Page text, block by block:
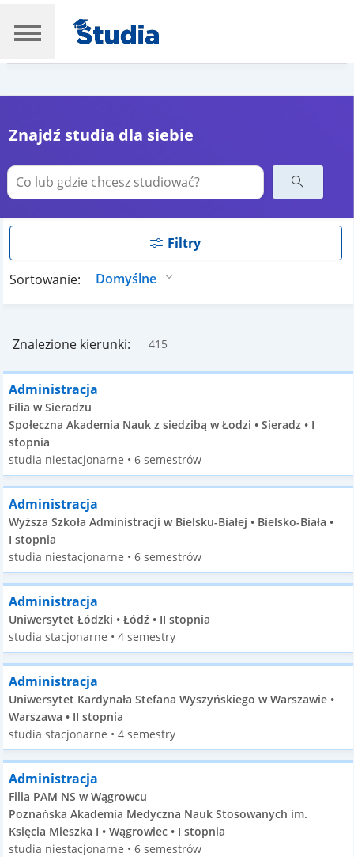
Znajdź studia dla siebie
Filtry
Sortowanie:
Znalezione kierunki: 415
Administracja
Filia w Sieradzu
Społeczna Akademia Nauk z siedzibą w Łodzi • Sieradz • I
stopnia
studia niestacjonarne • 6 semestrów
Administracja
Wyższa Szkoła Administracji w Bielsku-Białej • Bielsko-Biała •
I stopnia
studia niestacjonarne • 6 semestrów
Administracja
Uniwersytet Łódzki • Łódź • II stopnia
studia stacjonarne • 4 semestry
Administracja
Uniwersytet Kardynała Stefana Wyszyńskiego w Warszawie •
Warszawa • II stopnia
studia stacjonarne • 4 semestry
Administracja
Filia PAM NS w Wągrowcu
Poznańska Akademia Medyczna Nauk Stosowanych im.
Księcia Mieszka I • Wągrowiec • I stopnia
studia niestacjonarne • 6 semestrów